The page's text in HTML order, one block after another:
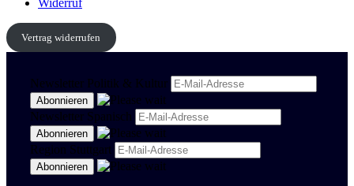
Widerruf
Vertrag widerrufen
Newsletter Politik & Kultur
Newsletter Spanisch
Region Stuttgart